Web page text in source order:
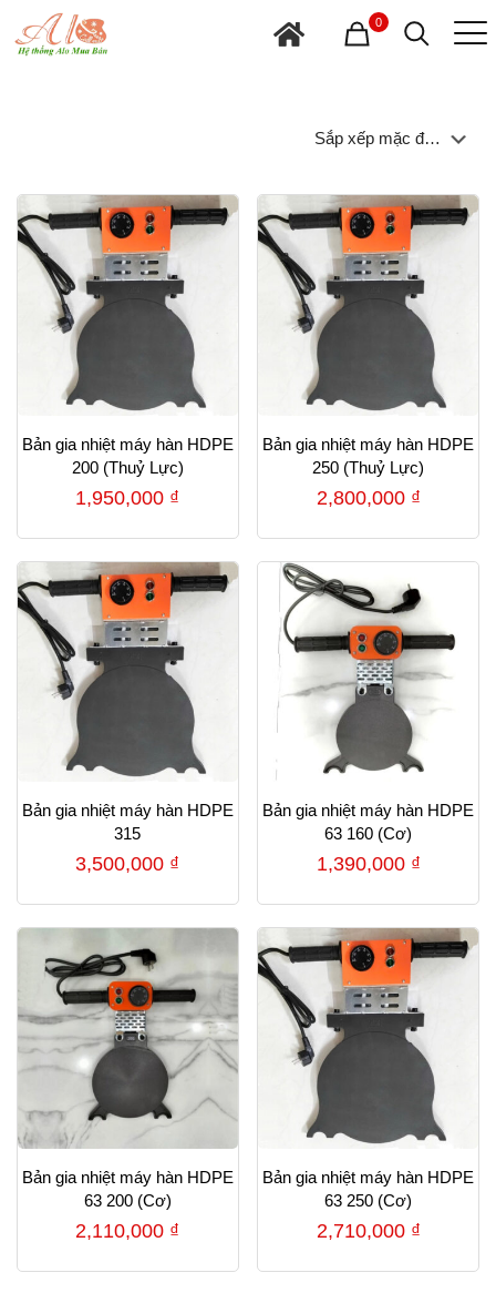
0
Bản gia nhiệt máy hàn HDPE
200 (Thuỷ Lực)
1,950,000 ₫
Bản gia nhiệt máy hàn HDPE
250 (Thuỷ Lực)
2,800,000 ₫
Bản gia nhiệt máy hàn HDPE
315
3,500,000 ₫
Bản gia nhiệt máy hàn HDPE
63 160 (Cơ)
1,390,000 ₫
Bản gia nhiệt máy hàn HDPE
63 200 (Cơ)
2,110,000 ₫
Bản gia nhiệt máy hàn HDPE
63 250 (Cơ)
2,710,000 ₫